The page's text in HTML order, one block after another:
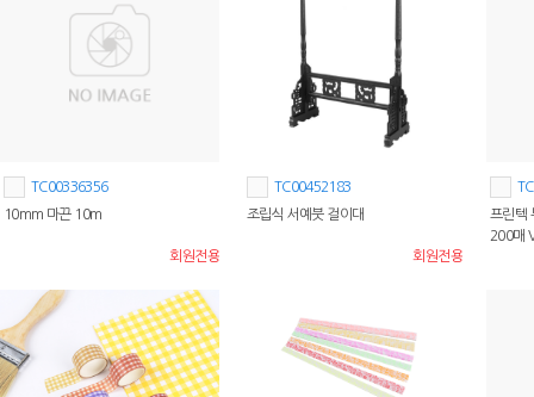
TC00336356
10mm 마끈 10m
회원전용
TC00452183
조립식 서예붓 걸이대
회원전용
프린텍
200매